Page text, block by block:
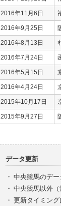
2016年11月6日
2016年9月25日
2016年8月13日
2016年7月24日
2016年5月15日
2016年4月24日
2015年10月17日
2015年9月27日
データ更新
・ 中央競馬のデ
・ 中央競馬以外
・ 更新タイミン